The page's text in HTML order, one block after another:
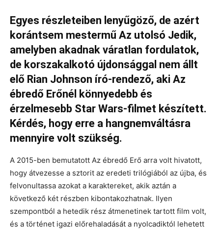
Egyes részleteiben lenyűgöző, de azért
korántsem mestermű Az utolsó Jedik,
amelyben akadnak váratlan fordulatok,
de korszakalkotó újdonsággal nem állt
elő Rian Johnson író-rendező, aki Az
ébredő Erőnél könnyedebb és
érzelmesebb Star Wars-filmet készített.
Kérdés, hogy erre a hangnemváltásra
mennyire volt szükség.
A 2015-ben bemutatott Az ébredő Erő arra volt hivatott,
hogy átvezesse a sztorit az eredeti trilógiából az újba, és
felvonultassa azokat a karaktereket, akik aztán a
következő két részben kibontakozhatnak. Ilyen
szempontból a hetedik rész átmenetinek tartott film volt,
és a történet igazi előrehaladását a nyolcadiktól lehetett